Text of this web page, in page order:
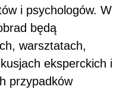
i psychologów. W
będą
warsztatach,
eksperckich i
przypadków